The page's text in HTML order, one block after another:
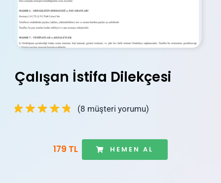
Hesabım
Çalışan İstifa Dilekçesi
(8 müşteri yorumu)
179 TL HEMEN AL